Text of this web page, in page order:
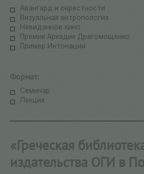
Авангард и окрестности
Визуальная антропология
Невиданное кино
Премия Аркадия Драгомощенко
Пример Интонации
Формат:
Семинар
Лекция
«Греческая
издательства ОГИ в